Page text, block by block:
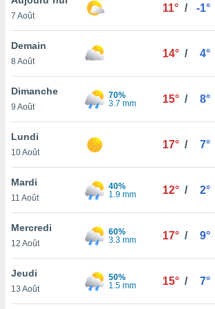
et
»,
au
vous
qu'ils
ou
le
ainsi
un
la
du
7 Août
11° / -1°
Demain
8 Août
14° / 4°
Dimanche
9 Août
70%
3.7 mm
15° / 8°
Lundi
10 Août
17° / 7°
Mardi
11 Août
40%
1.9 mm
12° / 2°
Mercredi
12 Août
60%
3.3 mm
17° / 9°
Jeudi
13 Août
50%
1.5 mm
15° / 7°